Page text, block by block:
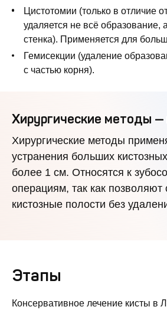
Цистотомии (только в отличие
удаляется не всё образование,
стенка). Применяется для
Гемисекции (удаление
с частью корня).
Хирургические методы —
Хирургические методы
устранения больших
более 1 см. Относятся к
операциям, так как позволяют
кистозные полости без
Этапы
Консервативное лечение кисты в